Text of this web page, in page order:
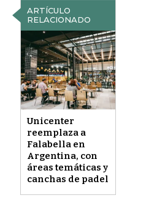
ARTÍCULO
RELACIONADO
Unicenter
reemplaza a
Falabella en
Argentina, con
áreas temáticas y
canchas de padel